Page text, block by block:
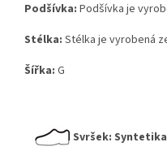
Podšívka: Podšívka je
Stélka: Stélka je vyrobená
Šířka: G
Svršek: Syntetika